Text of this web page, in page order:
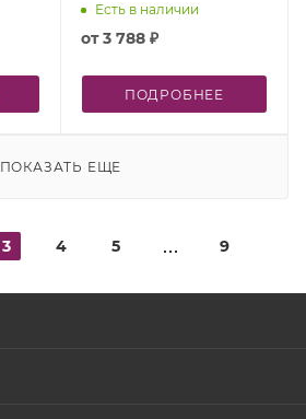
Есть в наличии
от3 788 ₽
ПОДРОБНЕЕ
ПОКАЗАТЬ ЕЩЕ
3 4 5 9